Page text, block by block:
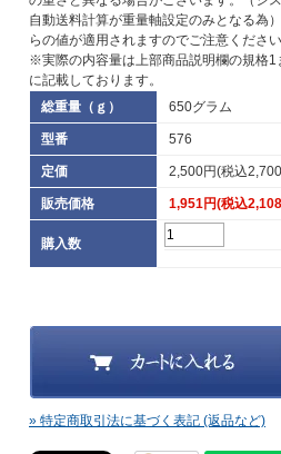
自動送料計算が重量軸設定のみとなる為
らの値が適用されますのでご注意ください
※実際の内容量は上部商品説明欄の規格1
に記載しております。
総重量（ｇ）
650グラム
型番 576
定価 2,500円(税込
販売価格 1,951円(税込
購入数
» 特定商取引法に基づく表記 (返品など)